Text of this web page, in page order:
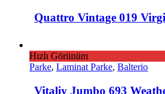
Quattro Vintage 019
Hızlı Görünüm
Parke, Laminat Parke, Balterio
Vitaliy Jumbo 693